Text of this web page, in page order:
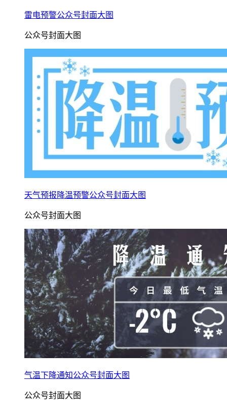
雷电预警公众号封面大图
公众号封面大图
天气预报降温预警公众号封面大图
公众号封面大图
气温下降通知公众号封面大图
公众号封面大图